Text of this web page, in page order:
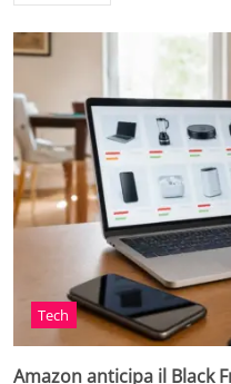
Tech
Amazon anticipa il Black